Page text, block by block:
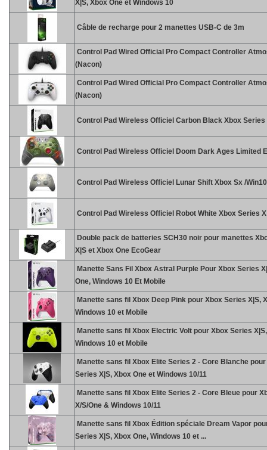
X|S, Xbox One et Windows 10
Câble de recharge pour 2 manettes USB-C de 3m
Control Pad Wired Official Pro Compact Controller
(Nacon)
Control Pad Wired Official Pro Compact Controller
(Nacon)
Control Pad Wireless Officiel Carbon Black Xbox Series
Control Pad Wireless Officiel Doom Dark Ages Limited
Control Pad Wireless Officiel Lunar Shift Xbox Sx /
Control Pad Wireless Officiel Robot White Xbox Series X
Double pack de batteries SCH30 noir pour manettes
X|S et Xbox One EcoGear
Manette Sans Fil Xbox Astral Purple Pour Xbox Series
One, Windows 10 Et Mobile
Manette sans fil Xbox Deep Pink pour Xbox Series X|S,
Windows 10 et Mobile
Manette sans fil Xbox Electric Volt pour Xbox Series
Windows 10 et Mobile
Manette sans fil Xbox Elite Series 2 - Core Blanche
Series X|S, Xbox One et Windows 10/11
Manette sans fil Xbox Elite Series 2 - Core Bleue pour
X/S/One & Windows 10/11
Manette sans fil Xbox Édition spéciale Dream Vapor
Series X|S, Xbox One, Windows 10 et ...